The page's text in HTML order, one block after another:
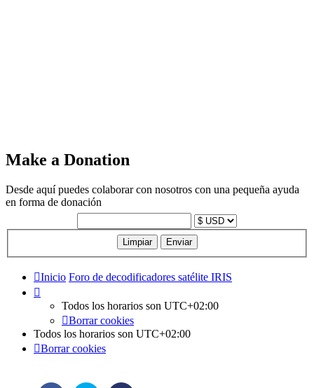
Make a Donation
Desde aquí puedes colaborar con nosotros con una pequeña ayuda
en forma de donación
Inicio Foro de decodificadores satélite IRIS
Todos los horarios son UTC+02:00
Borrar cookies
Todos los horarios son UTC+02:00
Borrar cookies